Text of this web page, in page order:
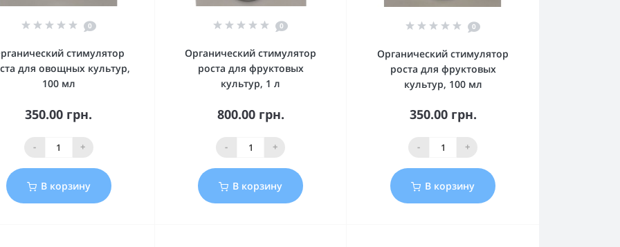
0
стимулятор
для овощных культур,
100 мл
350.00 грн.
- +
В корзину
0
Органический стимулятор
роста для фруктовых
культур, 1 л
800.00 грн.
- +
В корзину
0
Органический стимулятор
роста для фруктовых
культур, 100 мл
350.00 грн.
- +
В корзину